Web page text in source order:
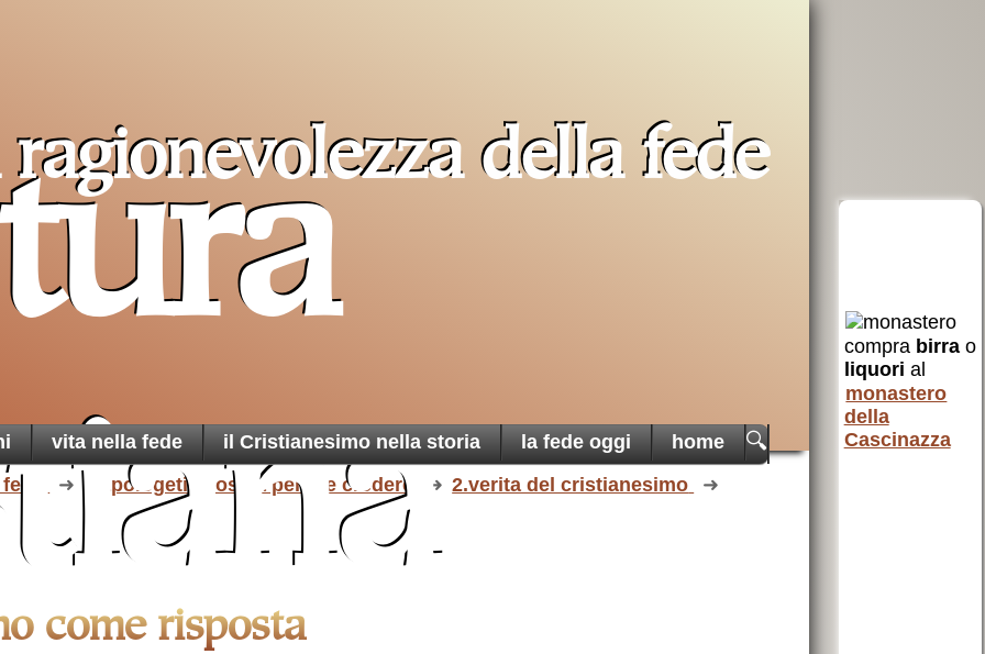
il libro più amato
ragionevolezza della fede
vita nella fede il Cristianesimo nella storia la fede oggi home 🔍
1.apologetica ossia perche credere
2.verita del cristianesimo
come risposta
compra birrao
liquori al
monastero
della
Cascinazza
in tutto il
mondo
una terra